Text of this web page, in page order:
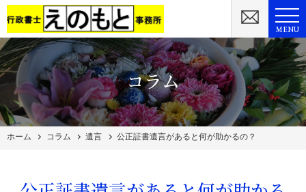
MENU
コラム
ホーム コラム 遺言 公正証書遺言があると何が助かるの？